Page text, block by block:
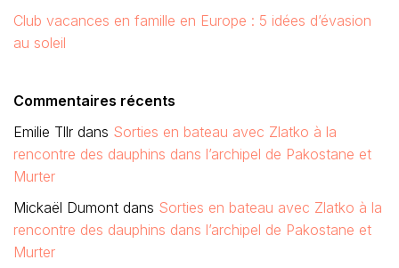
Club vacances en famille en Europe : 5 idées d’évasion
au soleil
Commentaires récents
Emilie Tllr dans Sorties en bateau avec Zlatko à la
rencontre des dauphins dans l’archipel de Pakostane et
Murter
Mickaël Dumont dans Sorties en bateau avec Zlatko à la
rencontre des dauphins dans l’archipel de Pakostane et
Murter